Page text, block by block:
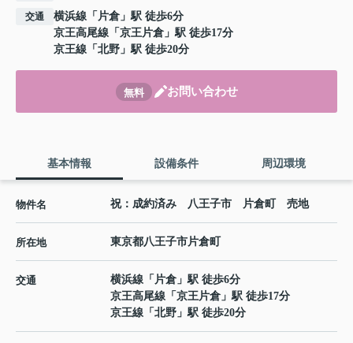
交通 横浜線 「 片倉 」駅 徒歩6分
京王高尾線 「 京王片倉 」駅 徒歩17分
京王線 「 北野 」駅 徒歩20分
無料 お問い合わせ
基本情報 設備条件 周辺環境
物件名 祝：成約済み 八王子市 片倉町 売地
所在地 東京都八王子市片倉町
交通 横浜線 「 片倉 」駅 徒歩6分
京王高尾線 「 京王片倉 」駅 徒歩17分
京王線 「 北野 」駅 徒歩20分